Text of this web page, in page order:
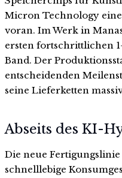
Micron Technology eine
voran. Im Werk in
ersten fortschrittlichen
Band. Der
entscheidenden
seine Lieferketten
Abseits des KI-
Die neue
schnelllebige